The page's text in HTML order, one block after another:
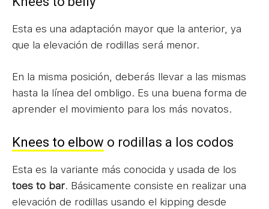
Esta es una adaptación mayor que la anterior, ya
que la elevación de rodillas será menor.
En la misma posición, deberás llevar a las mismas
hasta la línea del ombligo. Es una buena forma de
aprender el movimiento para los más novatos.
Knees to elbow o rodillas a los codos
Esta es la variante más conocida y usada de los
toes to bar. Básicamente consiste en realizar una
elevación de rodillas usando el kipping desde